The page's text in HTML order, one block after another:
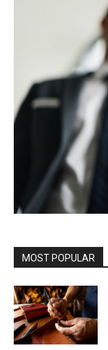
MOST POPULAR